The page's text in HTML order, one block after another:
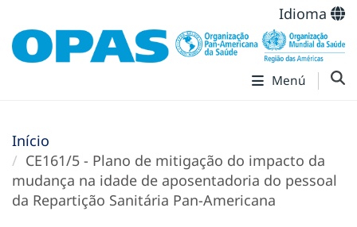
Idioma
Menú
Início
CE161/5 - Plano de mitigação do impacto da
mudança na idade de aposentadoria do pessoal
da Repartição Sanitária Pan-Americana